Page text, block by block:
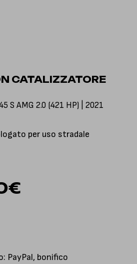
CATALIZZATORE
S AMG 2.0 (421 HP) | 2021
per uso stradale
€
PayPal, bonifico